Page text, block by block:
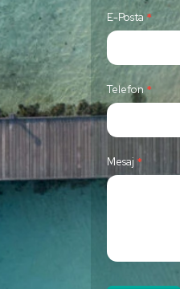
t
a
c
t
U
s
E-Posta *
Telefon *
Mesaj *